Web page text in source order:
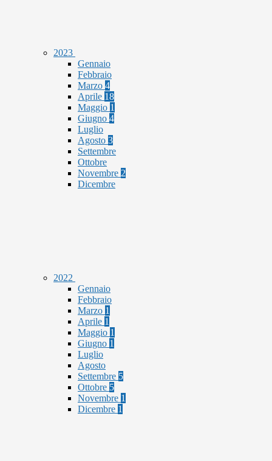
2023
Gennaio
Febbraio
Marzo 4
Aprile 18
Maggio 1
Giugno 4
Luglio
Agosto 3
Settembre
Ottobre
Novembre 2
Dicembre
2022
Gennaio
Febbraio
Marzo 1
Aprile 1
Maggio 1
Giugno 1
Luglio
Agosto
Settembre 5
Ottobre 5
Novembre 1
Dicembre 1